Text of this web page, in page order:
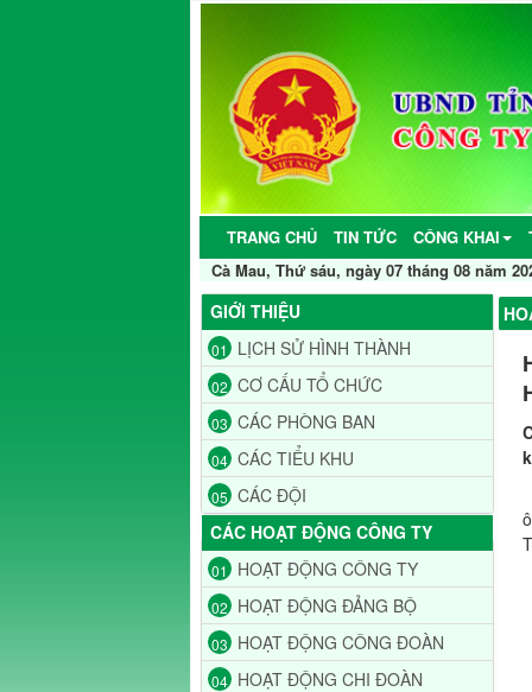
TRANG CHỦ TIN TỨC CÔNG KHAI
Cà Mau, Thứ sáu, ngày 07 tháng 08 năm
GIỚI THIỆU
01 LỊCH SỬ HÌNH THÀNH
02 CƠ CẤU TỔ CHỨC
03 CÁC PHÒNG BAN
04 CÁC TIỂU KHU
05 CÁC ĐỘI
CÁC HOẠT ĐỘNG CÔNG TY
01 HOẠT ĐỘNG CÔNG TY
02 HOẠT ĐỘNG ĐẢNG BỘ
03 HOẠT ĐỘNG CÔNG ĐOÀN
04 HOẠT ĐỘNG CHI ĐOÀN